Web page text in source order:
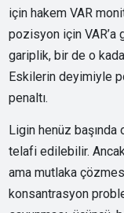
için hakem VAR
pozisyon için VAR’a
gariplik, bir de o
Eskilerin deyimiyle
penaltı.
Ligin henüz başında
telafi edilebilir.
ama mutlaka
konsantrasyon